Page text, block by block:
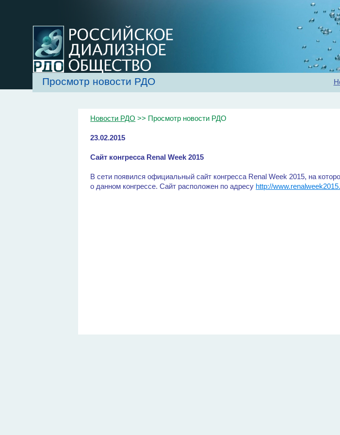
Просмотр новости РДО
Новости РДО >> Просмотр новости РДО
23.02.2015
Сайт конгресса Renal Week 2015
В сети появился официальный сайт конгресса Renal Week 2015, на
о данном конгрессе. Сайт расположен по адресу http://